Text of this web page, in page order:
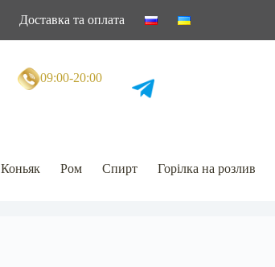
Доставка та оплата
09:00-20:00
Коньяк Ром Спирт Горілка на розлив